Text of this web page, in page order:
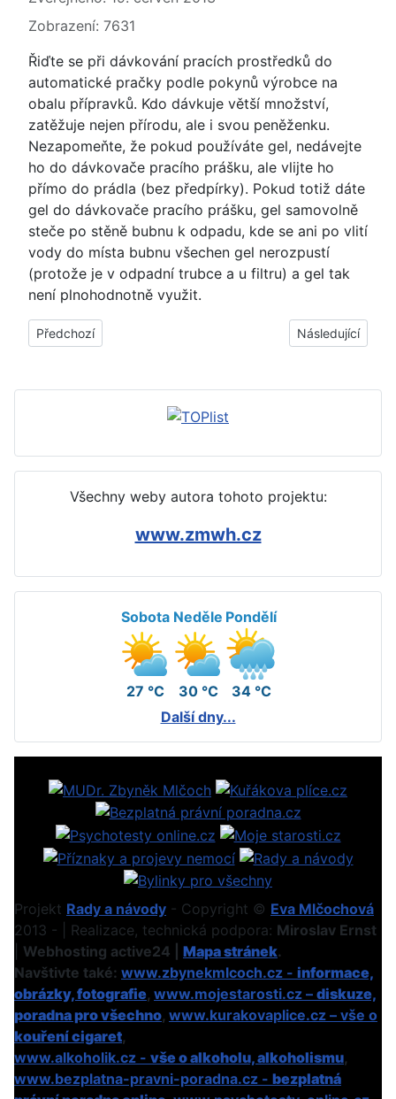
Zobrazení: 7631
Řiďte se při dávkování pracích prostředků do
automatické pračky podle pokynů výrobce na
obalu přípravků. Kdo dávkuje větší množství,
zatěžuje nejen přírodu, ale i svou peněženku.
Nezapomeňte, že pokud používáte gel, nedávejte
ho do dávkovače pracího prášku, ale vlijte ho
přímo do prádla (bez předpírky). Pokud totiž dáte
gel do dávkovače pracího prášku, gel samovolně
steče po stěně bubnu k odpadu, kde se ani po vlití
vody do místa bubnu všechen gel nerozpustí
(protože je v odpadní trubce a u filtru) a gel tak
není plnohodnotně využit.
Předchozí článek: Jak ušetřit za toner, cartridge, inkoust při
Předchozí Další článek:
Následující
Všechny weby autora tohoto projektu:
www.zmwh.cz
Sobota
27 °C
Neděle
30 °C
Pondělí
34 °C
Další dny...
Projekt Rady a návody - Copyright © Eva Mlčochová
2013 - | Realizace, technická podpora: Miroslav Ernst
Webhosting active24 | Mapa stránek.
Navštivte také: www.zbynekmlcoch.cz - informace,
obrázky, fotografie, www.mojestarosti.cz – diskuze,
poradna pro všechno, www.kurakovaplice.cz – vše o
kouření cigaret,
www.alkoholik.cz - vše o alkoholu, alkoholismu,
www.bezplatna-pravni-poradna.cz - bezplatná